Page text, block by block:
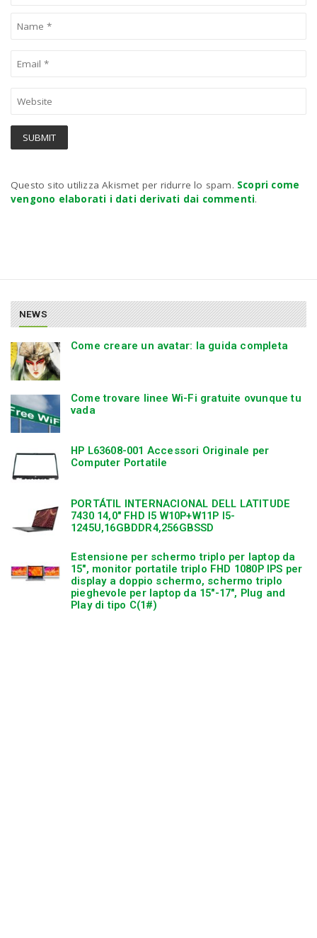
Questo sito utilizza Akismet per ridurre lo spam. Scopri come
vengono elaborati i dati derivati dai commenti.
NEWS
Come creare un avatar: la guida completa
Come trovare linee Wi-Fi gratuite ovunque tu
vada
HP L63608-001 Accessori Originale per
Computer Portatile
PORTÁTIL INTERNACIONAL DELL LATITUDE
7430 14,0″ FHD I5 W10P+W11P I5-
1245U,16GBDDR4,256GBSSD
Estensione per schermo triplo per laptop da
15″, monitor portatile triplo FHD 1080P IPS per
display a doppio schermo, schermo triplo
pieghevole per laptop da 15″-17″, Plug and
Play di tipo C(1#)